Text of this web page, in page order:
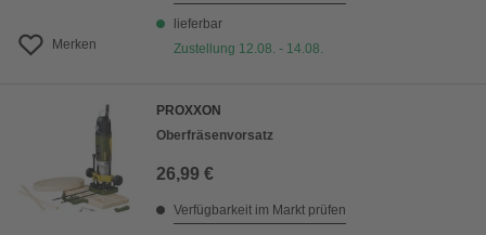
Merken
lieferbar
Zustellung 12.08. - 14.08.
PROXXON
Oberfräsenvorsatz
26,99 €
Verfügbarkeit im Markt prüfen